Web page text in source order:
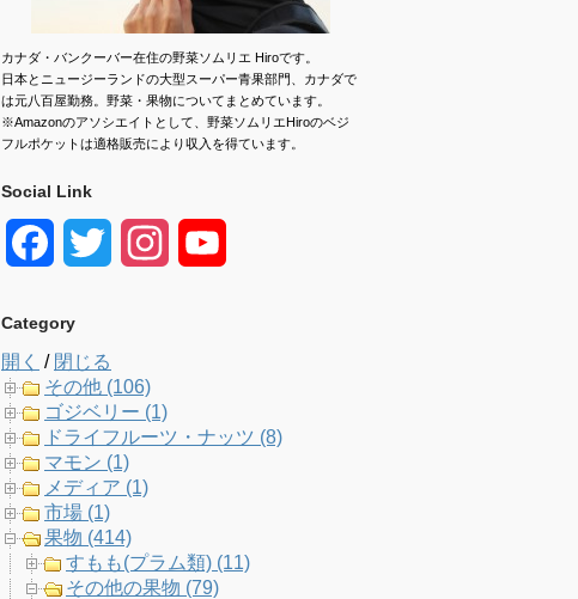
カナダ・バンクーバー在住の野菜ソムリエ Hiroです。
日本とニュージーランドの大型スーパー青果部門、カナダで
は元八百屋勤務。野菜・果物についてまとめています。
※Amazonのアソシエイトとして、野菜ソムリエHiroのベジ
フルポケットは適格販売により収入を得ています。
Social Link
e
b
o
o
k
t
t
e
a
a
u
C
Category
開く / 閉じる
その他 (106)
ゴジベリー (1)
ドライフルーツ・ナッツ (8)
マモン (1)
メディア (1)
市場 (1)
果物 (414)
すもも(プラム類) (11)
その他の果物 (79)